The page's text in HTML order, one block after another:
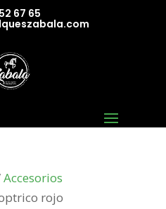
67 65
Accesorios
rojo